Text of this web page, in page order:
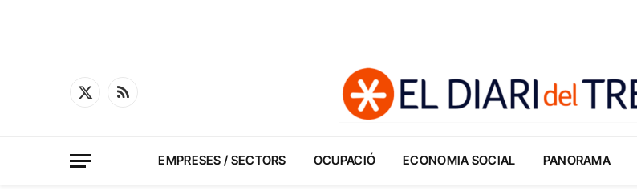
X
RSS
EMPRESES / SECTORS OCUPACIÓ ECONOMIA SOCIAL PANORAMA